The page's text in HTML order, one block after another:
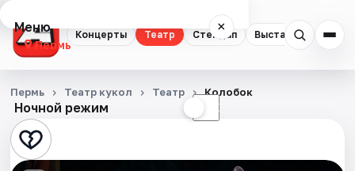
Концерты Театр Стендап Выставки
Меню ×
Пермь
Концерты
Театр
Стендап
Ночной режим ☾
Пермь Театр кукол Театр Колобок